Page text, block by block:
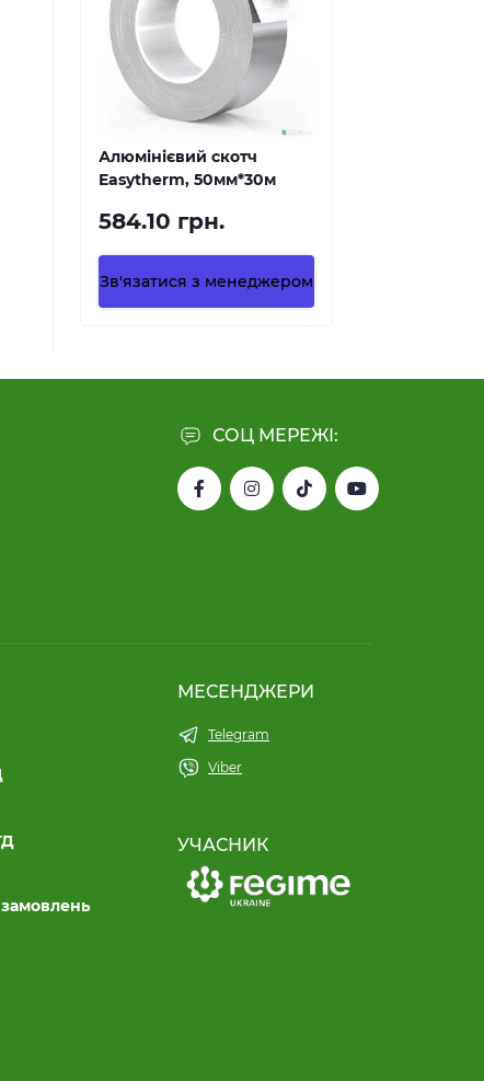
Алюмінієвий скотч
Easytherm, 50мм*30м
584.10 грн.
Зв'язатися з менеджером
СОЦ МЕРЕЖІ:
МЕСЕНДЖЕРИ
Telegram
Viber
УЧАСНИК